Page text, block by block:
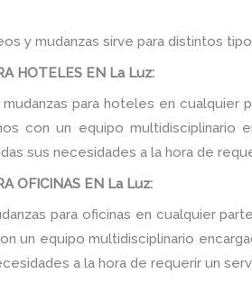
y mudanzas sirve para distintos
HOTELES EN La Luz:
para hoteles en
con un equipo
sus necesidades a la hora de
OFICINAS EN La Luz:
para oficinas en cualquier
un equipo multidisciplinario
a la hora de requerir un